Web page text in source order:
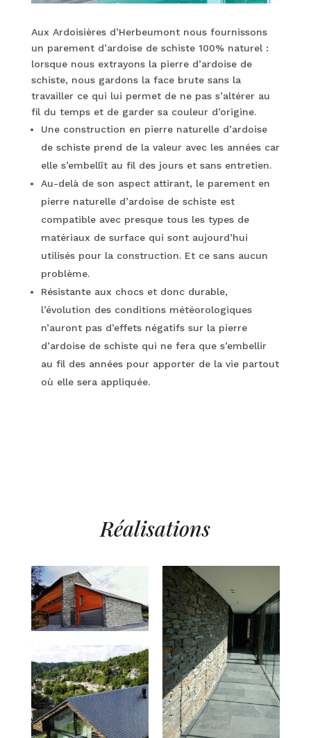
Aux Ardoisières d’Herbeumont nous fournissons
un parement d’ardoise de schiste 100% naturel :
lorsque nous extrayons la pierre d’ardoise de
schiste, nous gardons la face brute sans la
travailler ce qui lui permet de ne pas s’altérer au
fil du temps et de garder sa couleur d’origine.
Une construction en pierre naturelle d’ardoise
de schiste prend de la valeur avec les années car
elle s’embellît au fil des jours et sans entretien.
Au-delà de son aspect attirant, le parement en
pierre naturelle d’ardoise de schiste est
compatible avec presque tous les types de
matériaux de surface qui sont aujourd’hui
utilisés pour la construction. Et ce sans aucun
problème.
Résistante aux chocs et donc durable,
l’évolution des conditions météorologiques
n’auront pas d’effets négatifs sur la pierre
d’ardoise de schiste qui ne fera que s’embellir
au fil des années pour apporter de la vie partout
où elle sera appliquée.
Réalisations